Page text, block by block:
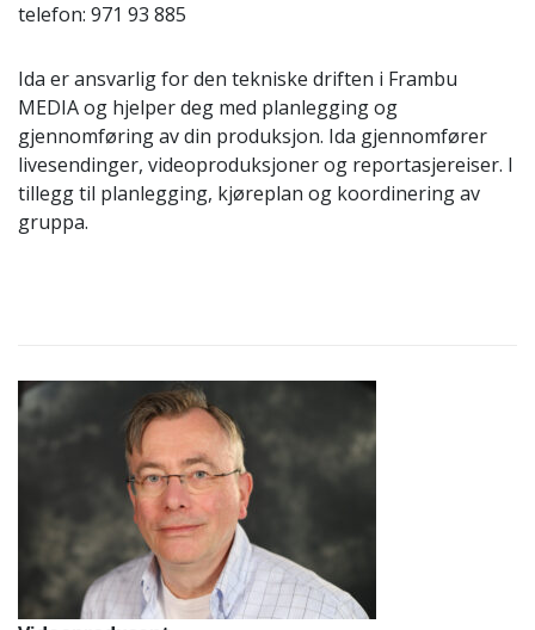
telefon: 971 93 885
Ida er ansvarlig for den tekniske driften i Frambu
MEDIA og hjelper deg med planlegging og
gjennomføring av din produksjon. Ida gjennomfører
livesendinger, videoproduksjoner og reportasjereiser. I
tillegg til planlegging, kjøreplan og koordinering av
gruppa.